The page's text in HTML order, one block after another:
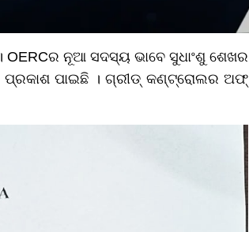
ନୂଆ ସଦସ୍ୟ ଭାବେ ସୁଧାଂଶୁ ଶେଖର
ପାଇଛି । ଗ୍ରୀଡ୍ କଣ୍ଟ୍ରୋଲର ଅଫ୍